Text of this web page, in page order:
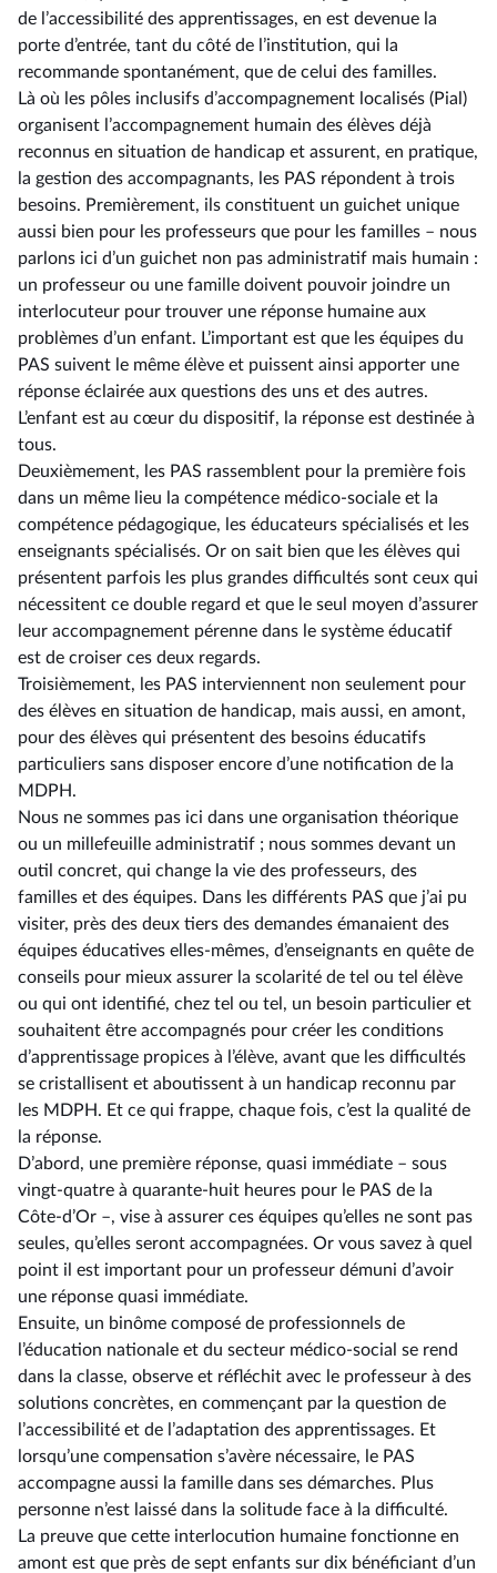
de l’accessibilité des apprentissages, en est devenue la
porte d’entrée, tant du côté de l’institution, qui la
recommande spontanément, que de celui des familles.
Là où les pôles inclusifs d’accompagnement localisés (Pial)
organisent l’accompagnement humain des élèves déjà
reconnus en situation de handicap et assurent, en pratique,
la gestion des accompagnants, les PAS répondent à trois
besoins. Premièrement, ils constituent un guichet unique
aussi bien pour les professeurs que pour les familles –⁠ nous
parlons ici d’un guichet non pas administratif mais humain :
un professeur ou une famille doivent pouvoir joindre un
interlocuteur pour trouver une réponse humaine aux
problèmes d’un enfant. L’important est que les équipes du
PAS suivent le même élève et puissent ainsi apporter une
réponse éclairée aux questions des uns et des autres.
L’enfant est au cœur du dispositif, la réponse est destinée à
tous.
Deuxièmement, les PAS rassemblent pour la première fois
dans un même lieu la compétence médico-sociale et la
compétence pédagogique, les éducateurs spécialisés et les
enseignants spécialisés. Or on sait bien que les élèves qui
présentent parfois les plus grandes difficultés sont ceux qui
nécessitent ce double regard et que le seul moyen d’assurer
leur accompagnement pérenne dans le système éducatif
est de croiser ces deux regards.
Troisièmement, les PAS interviennent non seulement pour
des élèves en situation de handicap, mais aussi, en amont,
pour des élèves qui présentent des besoins éducatifs
particuliers sans disposer encore d’une notification de la
MDPH.
Nous ne sommes pas ici dans une organisation théorique
ou un millefeuille administratif ; nous sommes devant un
outil concret, qui change la vie des professeurs, des
familles et des équipes. Dans les différents PAS que j’ai pu
visiter, près des deux tiers des demandes émanaient des
équipes éducatives elles-mêmes, d’enseignants en quête de
conseils pour mieux assurer la scolarité de tel ou tel élève
ou qui ont identifié, chez tel ou tel, un besoin particulier et
souhaitent être accompagnés pour créer les conditions
d’apprentissage propices à l’élève, avant que les difficultés
se cristallisent et aboutissent à un handicap reconnu par
les MDPH. Et ce qui frappe, chaque fois, c’est la qualité de
la réponse.
D’abord, une première réponse, quasi immédiate –⁠ sous
vingt-quatre à quarante-huit heures pour le PAS de la
Côte-d’Or –, vise à assurer ces équipes qu’elles ne sont pas
seules, qu’elles seront accompagnées. Or vous savez à quel
point il est important pour un professeur démuni d’avoir
une réponse quasi immédiate.
Ensuite, un binôme composé de professionnels de
l’éducation nationale et du secteur médico-social se rend
dans la classe, observe et réfléchit avec le professeur à des
solutions concrètes, en commençant par la question de
l’accessibilité et de l’adaptation des apprentissages. Et
lorsqu’une compensation s’avère nécessaire, le PAS
accompagne aussi la famille dans ses démarches. Plus
personne n’est laissé dans la solitude face à la difficulté.
La preuve que cette interlocution humaine fonctionne en
amont est que près de sept enfants sur dix bénéficiant d’un